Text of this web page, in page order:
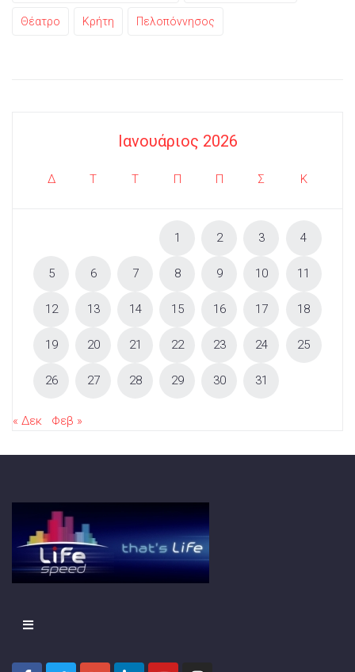
Θέατρο Κρήτη Πελοπόννησος
Ιανουάριος 2026
Δ Τ Τ Π Π Σ Κ
1 2 3 4
5 6 7 8 9 10 11
12 13 14 15 16 17 18
19 20 21 22 23 24 25
26 27 28 29 30 31
« Δεκ Φεβ »